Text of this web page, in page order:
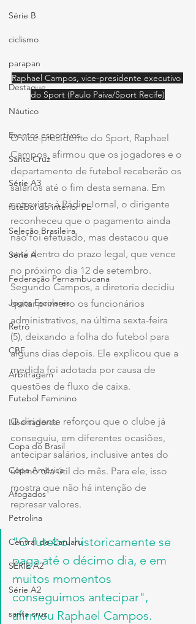
Série B
ciclismo
parapan
Destaque
Náutico
Eventos esportivos
Santa Cruz
Série A3
futebol do interior PE
Seleção Brasileira
Série A
Federação Pernambucana
Jogos Escolares
Retrô
CBF
Arbitragem
Futebol Feminino
Libertadores
Copa do Brasil
Copa América
Afogados
Petrolina
Central de Caruaru
SÉRIE A2
Série A2
santa cruz
Raphael Campos, vice-presidente executivo
do Sport (Paulo Paiva/Sport Recife)
O vice-presidente do Sport, Raphael
Campos, afirmou que os jogadores e o
departamento de futebol receberão os
salários até o fim desta semana. Em
entrevista à Rádio Jornal, o dirigente
reconheceu que o pagamento ainda
não foi efetuado, mas destacou que
está dentro do prazo legal, que vence
no próximo dia 12 de setembro.
Segundo Campos, a diretoria decidiu
quitar primeiro os funcionários
administrativos, na última sexta-feira
(5), deixando a folha do futebol para
alguns dias depois. Ele explicou que a
medida foi adotada por causa de
questões de fluxo de caixa.
O dirigente reforçou que o clube já
conseguiu, em diferentes ocasiões,
antecipar salários, inclusive antes do
último dia útil do mês. Para ele, isso
mostra que não há intenção de
represar valores.
"O futebol historicamente se
paga até o décimo dia, e em
muitos momentos
conseguimos antecipar",
afirmou Raphael Campos.